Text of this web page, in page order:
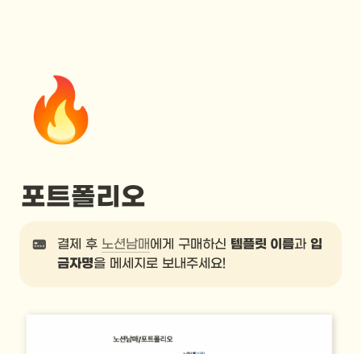
🔥
포트폴리오
결제 후 노션남매에게 구매하신 템플릿 이름과 입
금자명을 메세지로 보내주세요!